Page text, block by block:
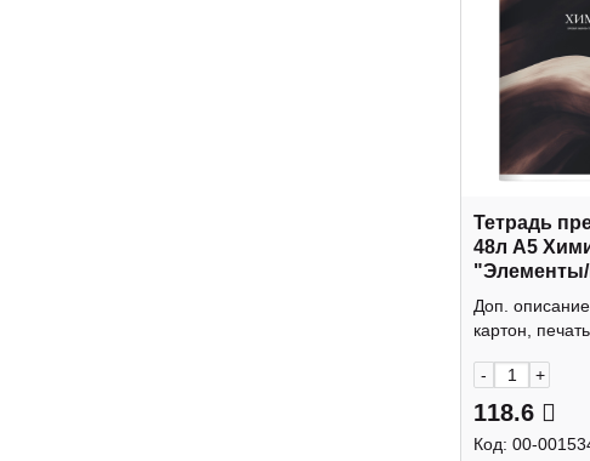
Тетрадь
48л А5
клетка,
Smart
Доп.
картон, печать
- +
118.6
Код: 00-